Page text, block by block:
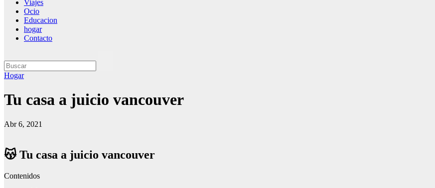
Viajes
Ocio
Educacion
hogar
Contacto
Hogar
Tu casa a juicio vancouver
Abr 6, 2021
😽 Tu casa a juicio vancouver
Contenidos